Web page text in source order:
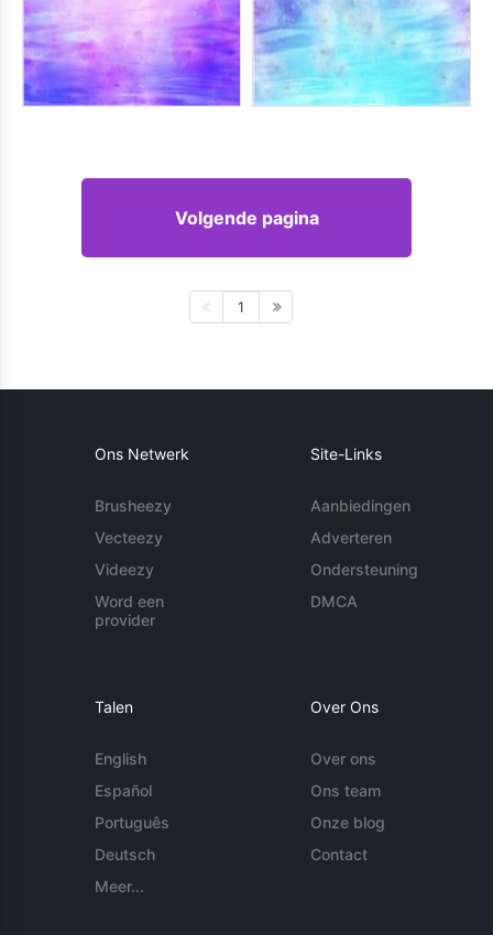
Volgende pagina
1
Ons Netwerk
Brusheezy
Vecteezy
Videezy
Word een
provider
Site-Links
Aanbiedingen
Adverteren
Ondersteuning
DMCA
Talen
English
Español
Português
Deutsch
Meer...
Over Ons
Over ons
Ons team
Onze blog
Contact